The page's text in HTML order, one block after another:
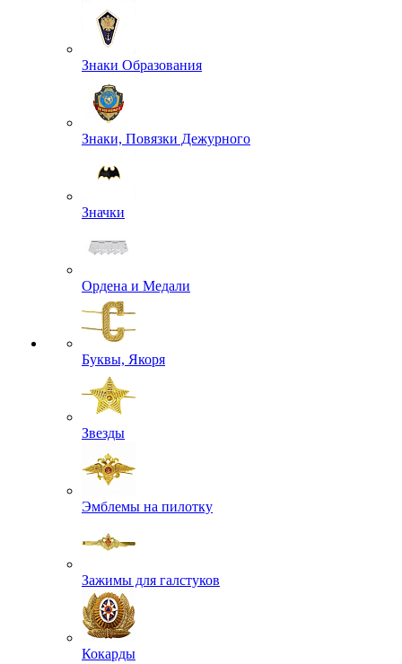
Знаки Образования
Знаки, Повязки Дежурного
Значки
Ордена и Медали
Буквы, Якоря
Звезды
Эмблемы на пилотку
Зажимы для галстуков
Кокарды